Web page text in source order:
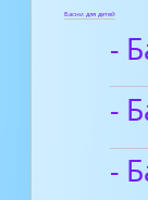
Басни для детей
-
-
-